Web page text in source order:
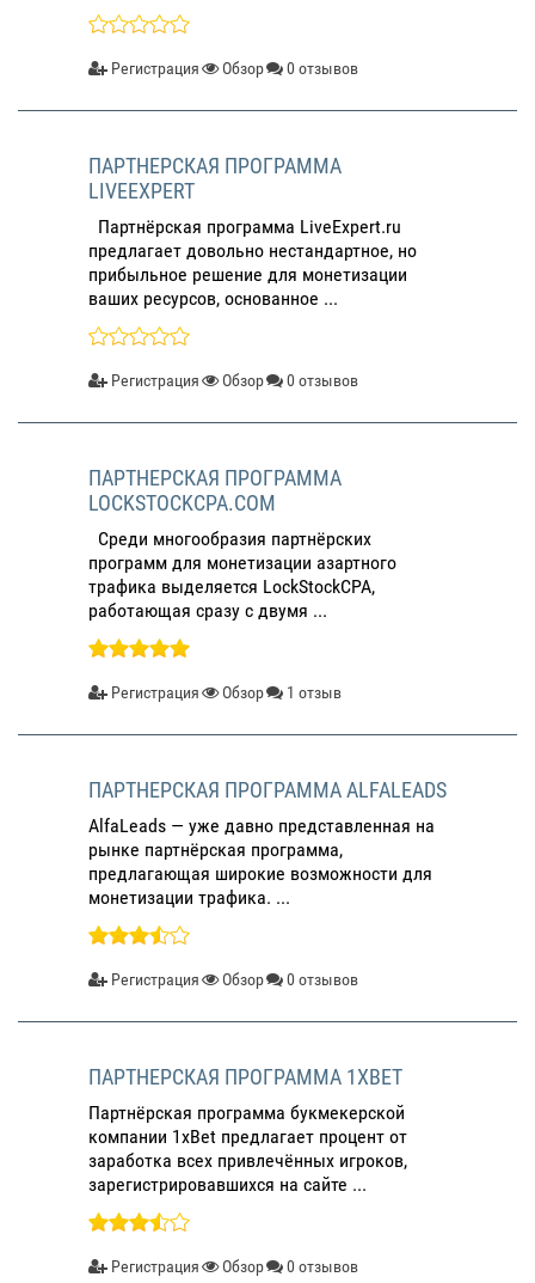
Регистрация Обзор 0 отзывов
ПАРТНЕРСКАЯ ПРОГРАММА
LIVEEXPERT
Партнёрская программа LiveExpert.ru
предлагает довольно нестандартное, но
прибыльное решение для монетизации
ваших ресурсов, основанное ...
Регистрация Обзор 0 отзывов
ПАРТНЕРСКАЯ ПРОГРАММА
LOCKSTOCKCPA.COM
Среди многообразия партнёрских
программ для монетизации азартного
трафика выделяется LockStockCPA,
работающая сразу с двумя ...
Регистрация Обзор 1 отзыв
ПАРТНЕРСКАЯ ПРОГРАММА ALFALEADS
AlfaLeads — уже давно представленная на
рынке партнёрская программа,
предлагающая широкие возможности для
монетизации трафика. ...
Регистрация Обзор 0 отзывов
ПАРТНЕРСКАЯ ПРОГРАММА 1XBET
Партнёрская программа букмекерской
компании 1xBet предлагает процент от
заработка всех привлечённых игроков,
зарегистрировавшихся на сайте ...
Регистрация Обзор 0 отзывов